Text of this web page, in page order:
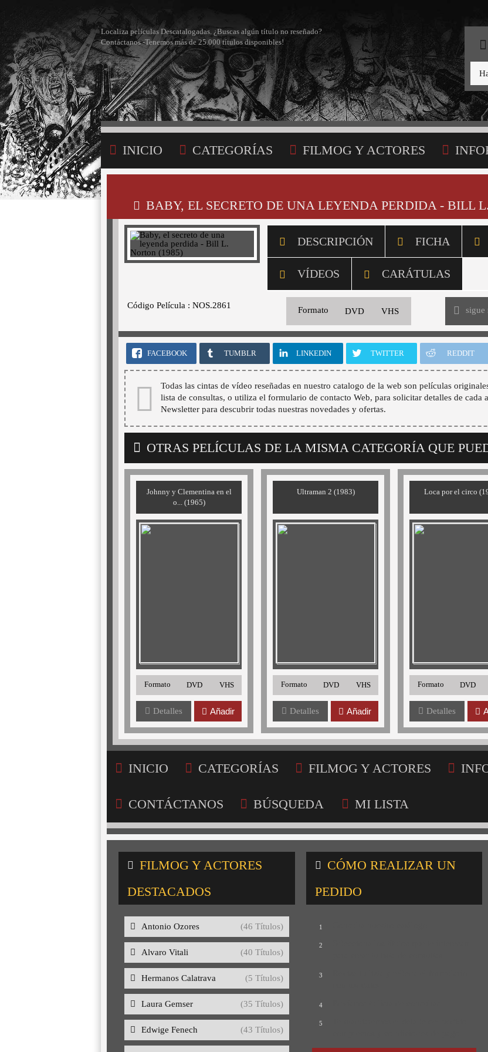
Localiza películas Descatalogadas. ¿Buscas algún título no reseñado?
Contáctanos -Tenemos más de 25.000 títulos disponibles!
INICIO CATEGORÍAS FILMOG Y ACTORES
BABY, EL SECRETO DE UNA LEYENDA PERDIDA - BILL
DESCRIPCIÓN FICHA
VÍDEOS CARÁTULAS
Código Película : NOS.2861
Formato DVD VHS sigue
FACEBOOK TUMBLR LINKEDIN TWITTER REDDIT
Todas las cintas de vídeo reseñadas en nuestro catalogo de la web son películas
lista de consultas, o utiliza el formulario de contacto Web, para solicitar detalles de cada
Newsletter para descubrir todas nuestras novedades y ofertas.
OTRAS PELÍCULAS DE LA MISMA CATEGORÍA QUE
Johnny y Clementina en el
o... (1965)
Formato DVD VHS
Detalles Añadir
Ultraman 2 (1983)
Formato DVD VHS
Detalles Añadir
Loca por el circo
Formato DVD
Detalles
INICIO CATEGORÍAS FILMOG Y ACTORES
CONTÁCTANOS BÚSQUEDA MI LISTA
FILMOG Y ACTORES
DESTACADOS
Antonio Ozores (46 Títulos)
Alvaro Vitali (40 Títulos)
Hermanos Calatrava (5 Títulos)
Laura Gemser (35 Títulos)
Edwige Fenech (43 Títulos)
CÓMO REALIZAR UN
PEDIDO
1
2
3
4
5